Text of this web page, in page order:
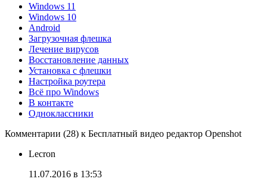
Windows 11
Windows 10
Android
Загрузочная флешка
Лечение вирусов
Восстановление данных
Установка с флешки
Настройка роутера
Всё про Windows
В контакте
Одноклассники
Комментарии (28) к Бесплатный видео редактор Openshot
Lecron
11.07.2016 в 13:53